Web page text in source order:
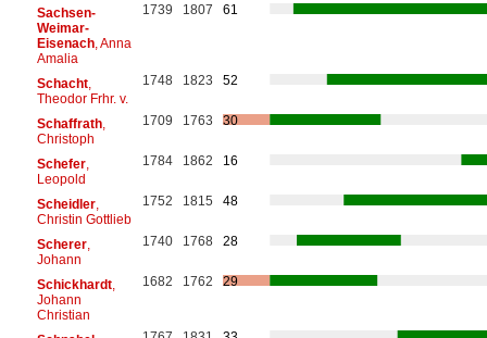
Sachsen-
Weimar-
Eisenach, Anna
Amalia
1739 1807 61
Schacht,
Theodor Frhr. v.
1748 1823 52
Schaffrath,
Christoph
1709 1763 30
Schefer,
Leopold
1784 1862 16
Scheidler,
Christin Gottlieb
1752 1815 48
Scherer,
Johann
1740 1768 28
Schickhardt,
Johann
Christian
1682 1762 29